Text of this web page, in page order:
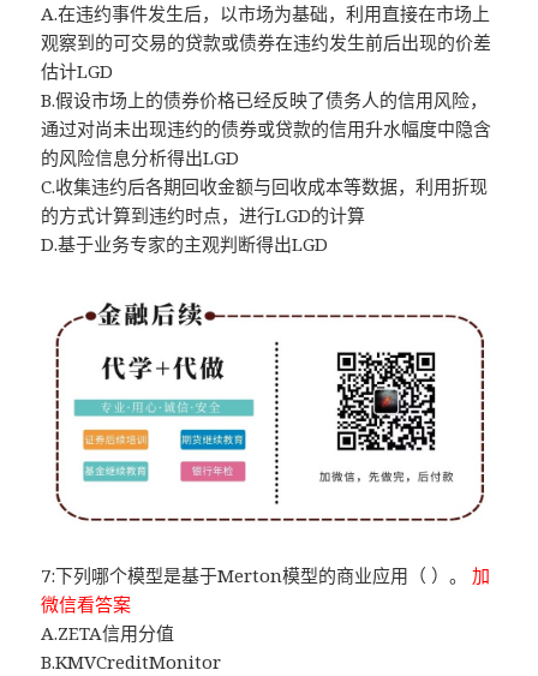
A.在违约事件发生后，以市场为基础，利用直接在市场上
观察到的可交易的贷款或债券在违约发生前后出现的价差
估计LGD
B.假设市场上的债券价格已经反映了债务人的信用风险，
通过对尚未出现违约的债券或贷款的信用升水幅度中隐含
的风险信息分析得出LGD
C.收集违约后各期回收金额与回收成本等数据，利用折现
的方式计算到违约时点，进行LGD的计算
D.基于业务专家的主观判断得出LGD
7:下列哪个模型是基于Merton模型的商业应用（ ）。加
微信看答案
A.ZETA信用分值
B.KMVCreditMonitor